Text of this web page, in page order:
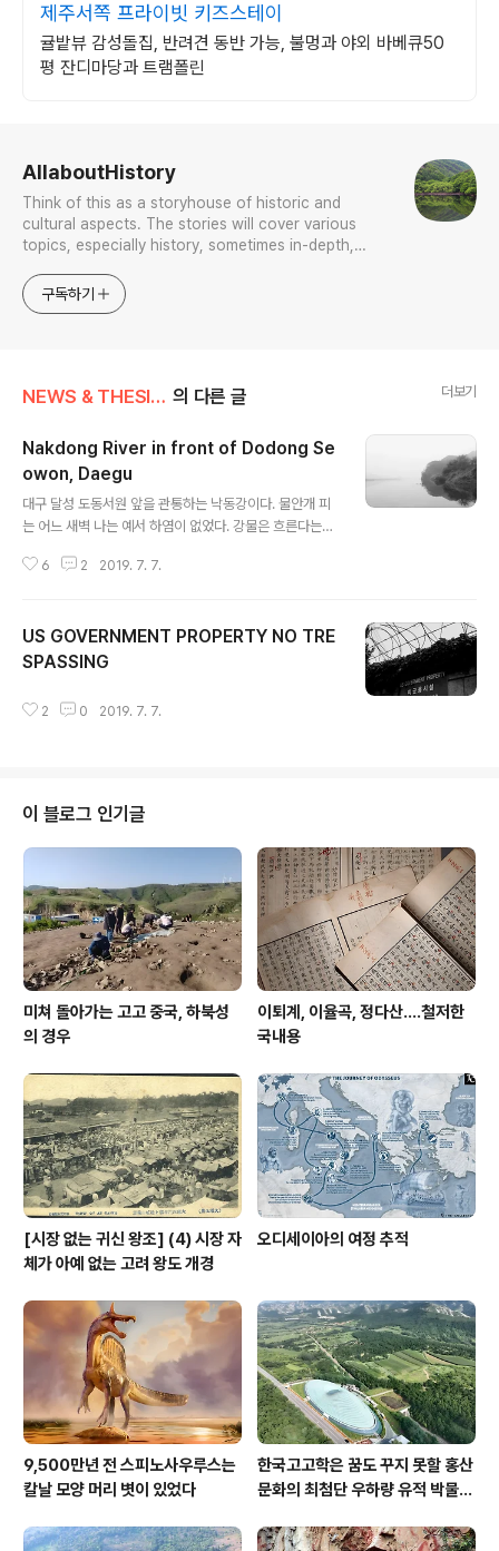
제주서쪽 프라이빗 키즈스테이
귤밭뷰 감성돌집, 반려견 동반 가능, 불멍과 야외 바베큐50
평 잔디마당과 트램폴린
AllaboutHistory
Think of this as a storyhouse of historic and
cultural aspects. The stories will cover various
topics, especially history, sometimes in-depth,
approach will be to resist any common sense or
generalized viewpoint
구독하기
NEWS & THESIS/Photo News 의 다른 글 더보기
Nakdong River in front of Dodong Se
owon, Daegu
대구 달성 도동서원 앞을 관통하는 낙동강이다. 물안개 피
는 어느 새벽 나는 예서 하염이 없었다. 강물은 흐른다는데
6 2 2019. 7. 7.
US GOVERNMENT PROPERTY NO TRE
SPASSING
2 0 2019. 7. 7.
이 블로그 인기글
미쳐 돌아가는 고고 중국, 하북성
의 경우
이퇴계, 이율곡, 정다산....철저한
국내용
[시장 없는 귀신 왕조] (4) 시장 자
체가 아예 없는 고려 왕도 개경
오디세이아의 여정 추적
9,500만년 전 스피노사우루스는
칼날 모양 머리 볏이 있었다
한국고고학은 꿈도 꾸지 못할 홍산
문화의 최첨단 우하량 유적 박물관